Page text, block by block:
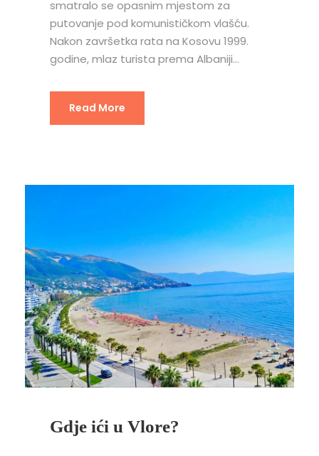
smatralo se opasnim mjestom za
putovanje pod komunističkom vlašću.
Nakon završetka rata na Kosovu 1999.
godine, mlaz turista prema Albaniji...
Read More
Gdje ići u Vlore?